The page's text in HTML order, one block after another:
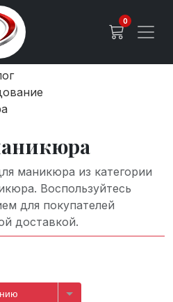
0
маникюра из категории
Воспользуйтесь
для покупателей
доставкой.